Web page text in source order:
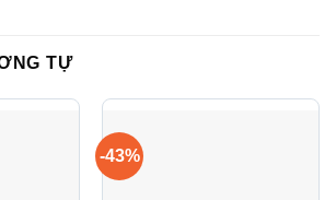
TỰ
-43%